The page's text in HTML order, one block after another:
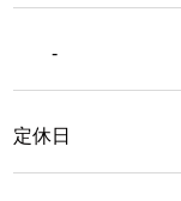
-
定休日